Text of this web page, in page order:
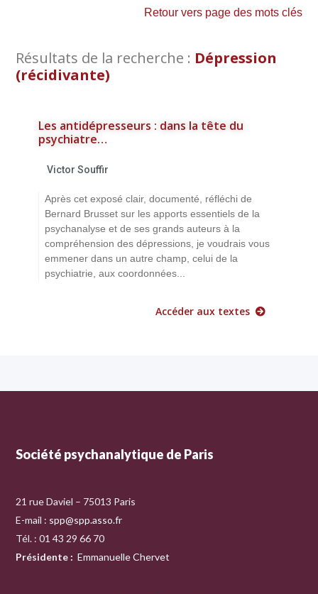
Retour vers page des mots clés
Résultats de la recherche : Dépression
(récidivante)
Les antidépresseurs : dans la tête du
psychiatre…
Victor Souffir
Après cet exposé clair, documenté, réfléchi de
Bernard Brusset sur les apports essentiels de la
psychanalyse et de ses grands auteurs à la
compréhension des dépressions, je voudrais vous
emmener dans un autre champ, celui de la
psychiatrie, aux coordonnées...
Accéder aux textes
Société psychanalytique de Paris
21 rue Daviel – 75013 Paris
E-mail : spp@spp.asso.fr
Tél. : 01 43 29 66 70
Présidente : Emmanuelle Chervet